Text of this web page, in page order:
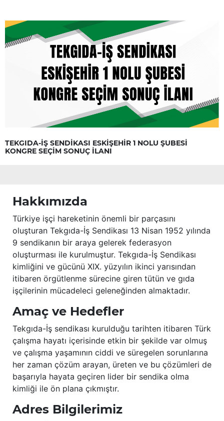
TEKGIDA-İŞ SENDİKASI ESKİŞEHİR 1 NOLU ŞUBESİ
KONGRE SEÇİM SONUÇ İLANI
Hakkımızda
Türkiye işçi hareketinin önemli bir parçasını
oluşturan Tekgıda-İş Sendikası 13 Nisan 1952 yılında
9 sendikanın bir araya gelerek federasyon
oluşturması ile kurulmuştur. Tekgıda-İş Sendikası
kimliğini ve gücünü XIX. yüzyılın ikinci yarısından
itibaren örgütlenme sürecine giren tütün ve gıda
işçilerinin mücadeleci geleneğinden almaktadır.
Amaç ve Hedefler
Tekgıda-İş sendikası kurulduğu tarihten itibaren Türk
çalışma hayatı içerisinde etkin bir şekilde var olmuş
ve çalışma yaşamının ciddi ve süregelen sorunlarına
her zaman çözüm arayan, üreten ve bu çözümleri de
başarıyla hayata geçiren lider bir sendika olma
kimliği ile ön plana çıkmıştır.
Adres Bilgilerimiz